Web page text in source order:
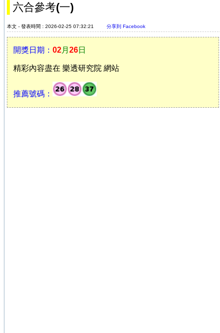
六合參考(一)
本文 - 發表時間 : 2026-02-25 07:32:21 分享到 Facebook
開獎日期： 02月 26日
精彩內容盡在 樂透研究院 網站
推薦號碼：